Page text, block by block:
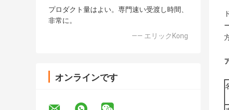
プロダクト量はよい。専門速い受渡し時間、
非常に。
—— エリックKong
オンラインです